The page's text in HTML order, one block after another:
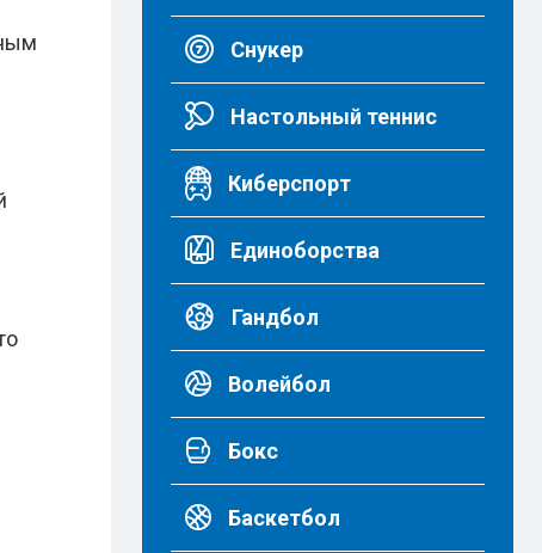
Снукер
Настольный теннис
Киберспорт
Единоборства
Гандбол
Волейбол
Бокс
Баскетбол